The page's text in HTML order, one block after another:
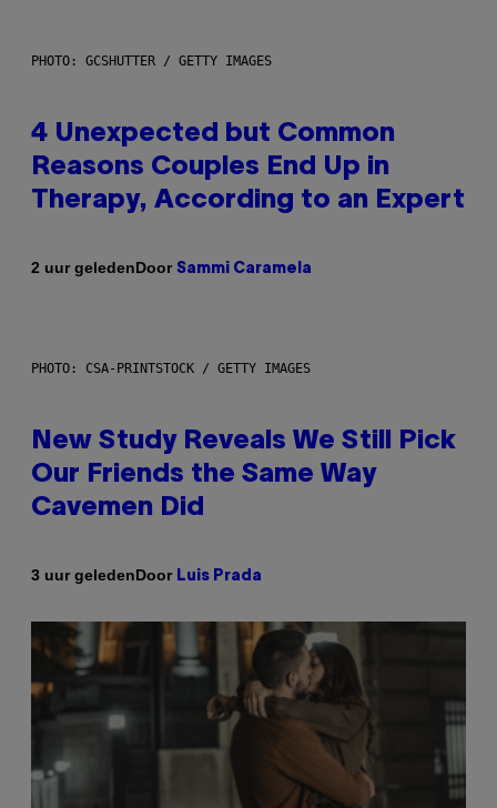
PHOTO: GCSHUTTER / GETTY IMAGES
4 Unexpected but Common
Reasons Couples End Up in
Therapy, According to an Expert
2 uur geledenDoor Sammi Caramela
PHOTO: CSA-PRINTSTOCK / GETTY IMAGES
New Study Reveals We Still Pick
Our Friends the Same Way
Cavemen Did
3 uur geledenDoor Luis Prada